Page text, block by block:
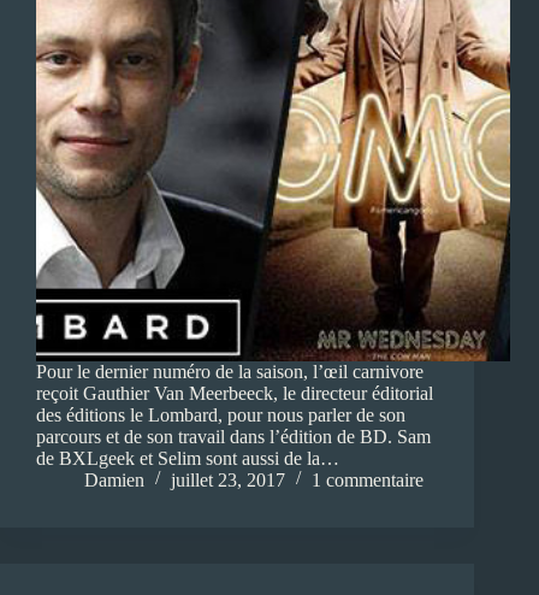
Pour le dernier numéro de la saison, l’œil carnivore
reçoit Gauthier Van Meerbeeck, le directeur éditorial
des éditions le Lombard, pour nous parler de son
parcours et de son travail dans l’édition de BD. Sam
de BXLgeek et Selim sont aussi de la…
Damien
juillet 23, 2017 1 commentaire